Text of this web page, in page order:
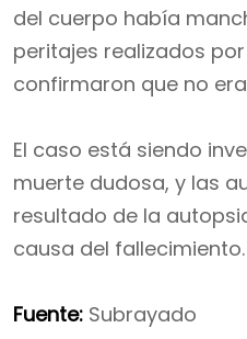
del cuerpo había
peritajes realizados
confirmaron que no
El caso está siendo
muerte dudosa, y las
resultado de la
causa del fallecimiento.
Fuente: Subrayado